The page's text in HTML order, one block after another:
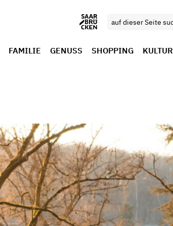
FAMILIE GENUSS SHOPPING KULTUR